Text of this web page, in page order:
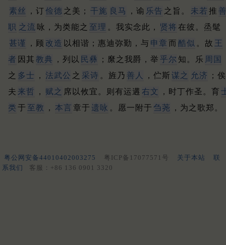
素丝
，订俭德 之美； 干旄 良马 ，谕 乐告 之旨。 未若 推
职 之流 咏，为类能之 至理 。 我实念此， 贤将 在彼。 烝髦
甚谨
，顾 改造 以相谐； 惠迪弥勤，与 申章 而 酷似 。 故 王
者 因其 教典 ，列以 民彝 ； 縻之我爵，举 乎尔 知。 乐 周国
之 多士 ， 法武公 之 采诗 。 旌乃 善人 ，伫斯谋之 允济 ； 俟
夫 来哲 ， 赋之 席以攸宜。 则有运遘 右文 ，时丁作圣。 育
类 于 至教 ， 本言 章于 遗咏 。 愿一附于 刍荛 ，为之歌郑。
粤公网安备44010402003275 粤ICP备17077571号 关于本站
联
系我们
客服：+86 136 0901 3320